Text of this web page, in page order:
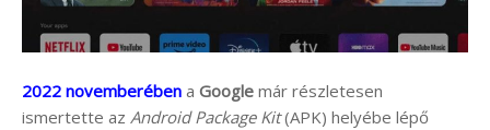
2022 novemberében a Google már részletesen
ismertette az Android Package Kit(APK) helyébe lépő